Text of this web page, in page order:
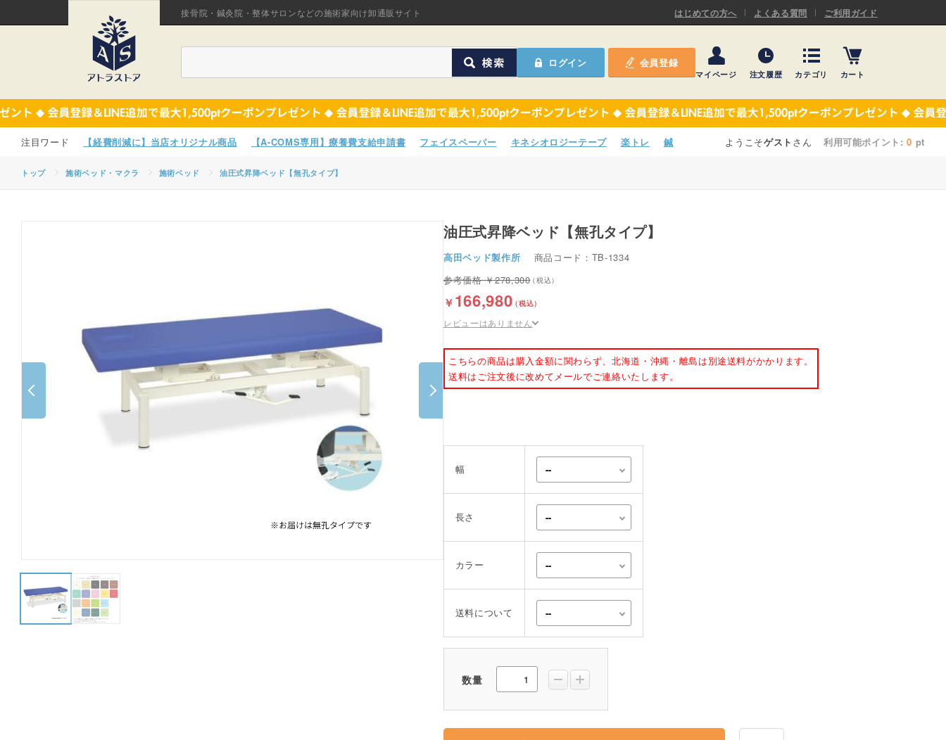
接骨院・鍼灸院・整体サロンなどの施術家向け卸通販サイト はじめての方へ よくある質問 ご利用ガイド
ログイン 会員登録
マイページ 注文履歴 カテゴリ
オリジナル商品 ASキネシオロジーテープ
サポーター
衛生用品
A-COMS 【楽トレ】機器付属品
アウトレット
カート
【経費削減に】当店オリジナル商品 【A-COMS専用】療養費支給申請書 フェイスペーパー キネシオロジーテープ 楽トレ 鍼 ようこそゲスト さん 利用可能ポイント:0 pt
トップ 施術ベッド・マクラ 施術ベッド 油圧式昇降ベッド【無孔タイプ】
油圧式昇降ベッド【無孔タイプ】
高田ベッド製作所
商品コード：TB-1334
278,300
166,980
レビューはありません
こちらの商品は購入金額に関わらず、北海道・沖縄・離島は別途送料がかかります。
送料はご注文後に改めてメールでご連絡いたします。
幅
長さ
カラー
送料について
数量
ほねつぎHot 機材・機材消耗品
鍼灸用品 テーピング
サポーター 施術ベッド・マクラ
ポスター・チラシ類
A-COMS